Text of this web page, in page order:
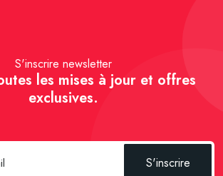
S'inscrire newsletter
les mises à jour et offres
exclusives.
S'inscrire